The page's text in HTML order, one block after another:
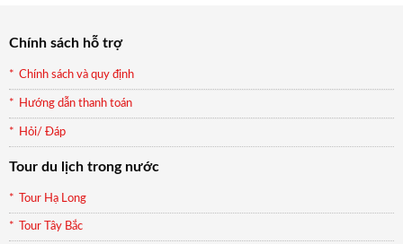
Chính sách hỗ trợ
Chính sách và quy định
Hướng dẫn thanh toán
Hỏi/ Đáp
Tour du lịch trong nước
Tour Hạ Long
Tour Tây Bắc